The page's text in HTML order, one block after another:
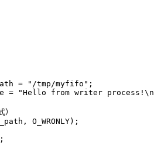
= "/tmp/myfifo";
= "Hello from writer
O_WRONLY);